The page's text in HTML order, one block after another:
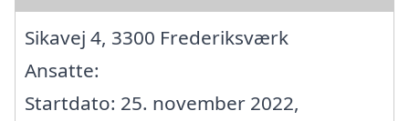
Sikavej 4, 3300 Frederiksværk
Ansatte:
Startdato: 25. november 2022,